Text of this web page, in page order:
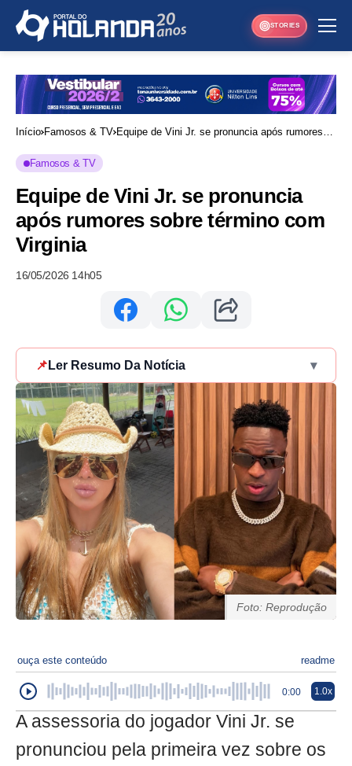
STORIES
Início Famosos & TV Equipe de Vini Jr. se pronuncia após rumores
Famosos & TV
Equipe de Vini Jr. se pronuncia
após rumores sobre término com
Virginia
16/05/2026 14h05
📌 Ler Resumo Da Notícia ▾
Foto: Reprodução
ouça este conteúdo readme
0:00 1.0x
A assessoria do jogador Vini Jr. se
pronunciou pela primeira vez sobre os